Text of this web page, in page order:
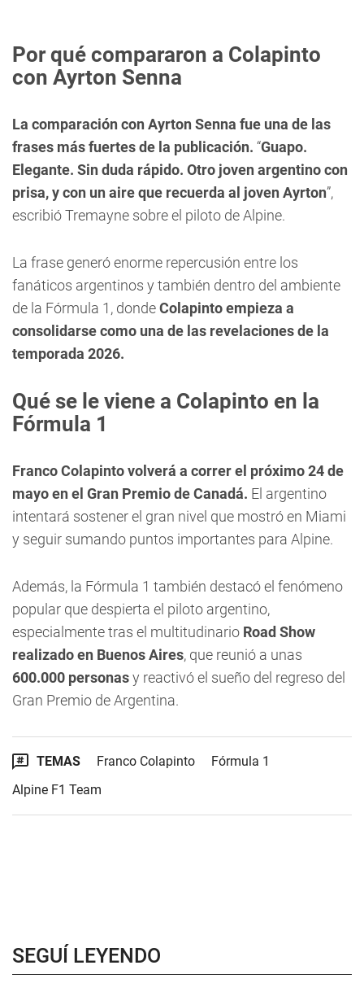
Por qué compararon a Colapinto
con Ayrton Senna
La comparación con Ayrton Senna fue una de las
frases más fuertes de la publicación. “Guapo.
Elegante. Sin duda rápido. Otro joven argentino con
prisa, y con un aire que recuerda al joven Ayrton”,
escribió Tremayne sobre el piloto de Alpine.
La frase generó enorme repercusión entre los
fanáticos argentinos y también dentro del ambiente
de la Fórmula 1, dondeColapinto empieza a
consolidarse como una de las revelaciones de la
temporada 2026.
Qué se le viene a Colapinto en la
Fórmula 1
Franco Colapinto volverá a correr el próximo 24 de
mayo en el Gran Premio de Canadá. El argentino
intentará sostener el gran nivel que mostró en Miami
y seguir sumando puntos importantes para Alpine.
Además, la Fórmula 1 también destacó el fenómeno
popular que despierta el piloto argentino,
especialmente tras el multitudinario Road Show
realizado en Buenos Aires, que reunió a unas
600.000 personasy reactivó el sueño del regreso del
Gran Premio de Argentina.
TEMAS Franco Colapinto
Fórmula 1
Alpine F1 Team
SEGUÍ LEYENDO